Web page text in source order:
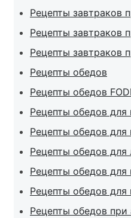
Рецепты завтраков
Рецепты завтраков
Рецепты завтраков
Рецепты обедов
Рецепты обедов
Рецепты обедов для
Рецепты обедов для
Рецепты обедов
Рецепты обедов для
Рецепты обедов для
Рецепты обедов при